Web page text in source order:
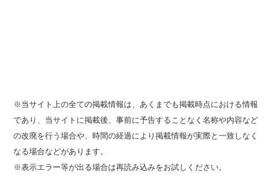
※当サイト上の全ての掲載情報は、あくまでも掲載時点における情報
であり、当サイトに掲載後、事前に予告することなく名称や内容など
の改廃を行う場合や、時間の経過により掲載情報が実際と一致しなく
なる場合などがあります。
※表示エラー等が出る場合は再読み込みをお試しください。